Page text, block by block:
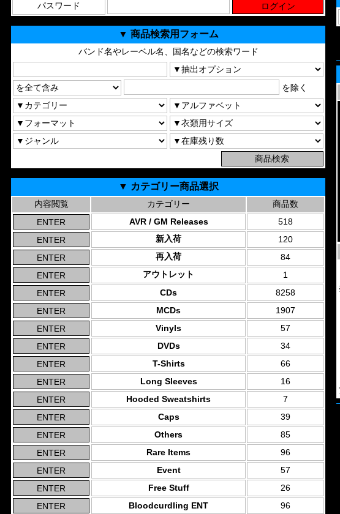
パスワード
▼ 商品検索用フォーム
バンド名やレーベル名、国名などの検索ワード
を除く
▼ カテゴリー商品選択
内容閲覧 カテゴリー
商品数
AVR / GM Releases
518
新入荷
120
再入荷
84
アウトレット
1
CDs
8258
MCDs
1907
Vinyls
57
DVDs
34
T-Shirts
66
Long Sleeves
16
Hooded Sweatshirts
7
Caps
39
Others
85
Rare Items
96
Event
57
Free Stuff
26
Bloodcurdling ENT
96